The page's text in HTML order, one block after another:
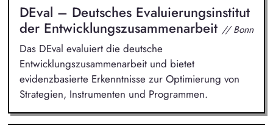
DEval – Deutsches Evaluierungsinstitut
der Entwicklungszusammenarbeit // Bonn
Das DEval evaluiert die deutsche
Entwicklungszusammenarbeit und bietet
evidenzbasierte Erkenntnisse zur Optimierung von
Strategien, Instrumenten und Programmen.